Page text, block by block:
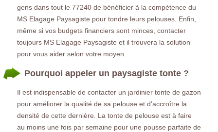
gens dans tout le 77240 de bénéficier à la compétence du
MS Elagage Paysagiste pour tondre leurs pelouses. Enfin,
même si vos budgets financiers sont minces, contacter
toujours MS Elagage Paysagiste et il trouvera la solution
pour vous aider selon votre moyen.
Pourquoi appeler un paysagiste tonte ?
Il est indispensable de contacter un jardinier tonte de gazon
pour améliorer la qualité de sa pelouse et d’accroître la
densité de cette dernière. La tonte de pelouse est à faire
au moins une fois par semaine pour une pousse parfaite de